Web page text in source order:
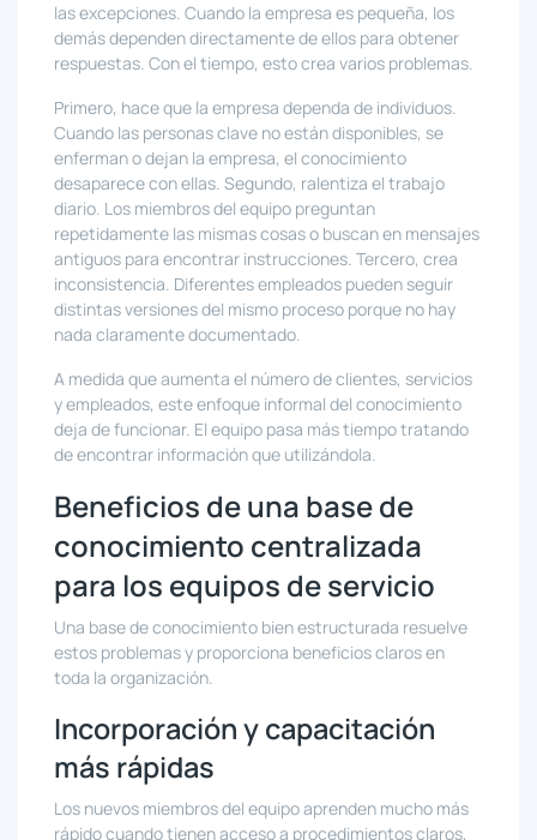
las excepciones. Cuando la empresa es pequeña, los
demás dependen directamente de ellos para obtener
respuestas. Con el tiempo, esto crea varios problemas.
Primero, hace que la empresa dependa de individuos.
Cuando las personas clave no están disponibles, se
enferman o dejan la empresa, el conocimiento
desaparece con ellas. Segundo, ralentiza el trabajo
diario. Los miembros del equipo preguntan
repetidamente las mismas cosas o buscan en mensajes
antiguos para encontrar instrucciones. Tercero, crea
inconsistencia. Diferentes empleados pueden seguir
distintas versiones del mismo proceso porque no hay
nada claramente documentado.
A medida que aumenta el número de clientes, servicios
y empleados, este enfoque informal del conocimiento
deja de funcionar. El equipo pasa más tiempo tratando
de encontrar información que utilizándola.
Beneficios de una base de
conocimiento centralizada
para los equipos de servicio
Una base de conocimiento bien estructurada resuelve
estos problemas y proporciona beneficios claros en
toda la organización.
Incorporación y capacitación
más rápidas
Los nuevos miembros del equipo aprenden mucho más
rápido cuando tienen acceso a procedimientos claros,